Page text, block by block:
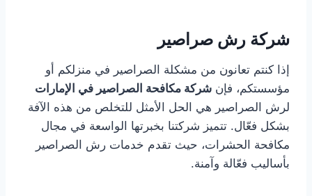
شركة رش صراصير
إذا كنتم تعانون من مشكلة الصراصير في منزلكم أو
مؤسستكم، فإن شركة مكافحة الصراصير في الإمارات
لرش الصراصير هي الحل الأمثل للتخلص من هذه الآفة
بشكل فعّال. تتميز شركتنا بخبرتها الواسعة في مجال
مكافحة الحشرات، حيث تقدم خدمات رش الصراصير
بأساليب فعّالة وآمنة.